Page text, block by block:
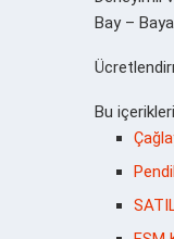
Bay –
Bu